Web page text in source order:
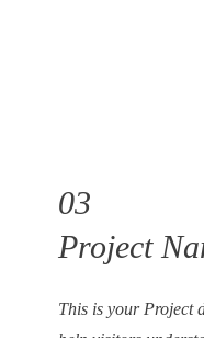
03
Project
This is your Project